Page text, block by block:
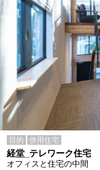
目的 併用住宅
経堂_テレワーク住宅
オフィスと住宅の中間